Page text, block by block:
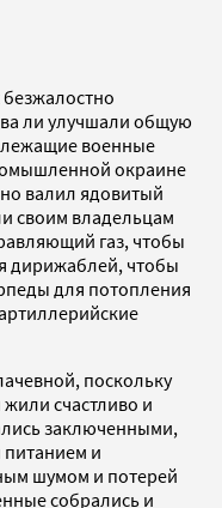
ли улучшали общую
военные
окраине
валил ядовитый
своим владельцам
газ, чтобы
дирижаблей, чтобы
для потопления
поскольку
счастливо и
заключенными,
и
шумом и потерей
собрались и